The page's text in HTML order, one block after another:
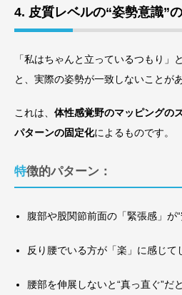
4. 皮質レベルの“姿勢意識”
「私はちゃんと立っているつもり」
と、実際の姿勢が一致しないことが
これは、 体性感覚野のマッピングの
パターンの固定化によるものです。
特徴的パターン：
腹部や股関節前面の「緊張感」が
反り腰でいる方が「楽」に感じて
腰部を伸展しないと“真っ直ぐ”だ